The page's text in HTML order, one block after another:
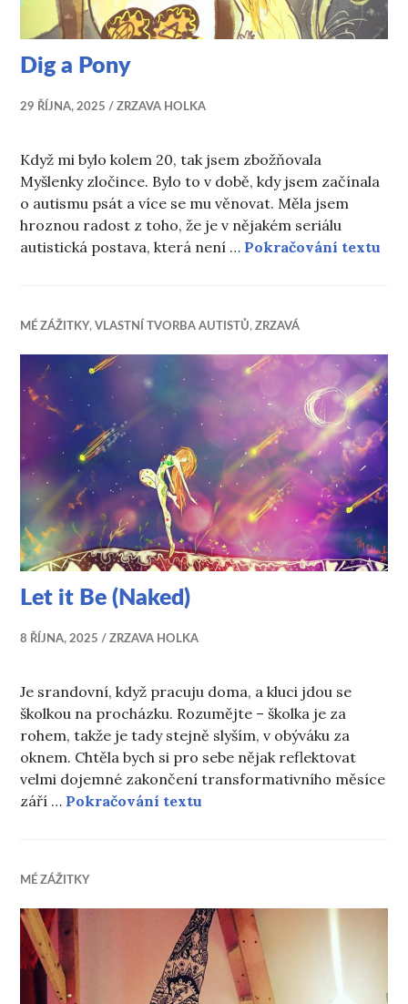
Dig a Pony
29 ŘÍJNA, 2025 ZRZAVA HOLKA
Když mi bylo kolem 20, tak jsem zbožňovala
Myšlenky zločince. Bylo to v době, kdy jsem začínala
o autismu psát a více se mu věnovat. Měla jsem
hroznou radost z toho, že je v nějakém seriálu
autistická postava, která není … Pokračování textu
MÉ ZÁŽITKY,VLASTNÍ TVORBA AUTISTŮ,ZRZAVÁ
Let it Be (Naked)
8 ŘÍJNA, 2025 ZRZAVA HOLKA
Je srandovní, když pracuju doma, a kluci jdou se
školkou na procházku. Rozumějte – školka je za
rohem, takže je tady stejně slyším, v obýváku za
oknem. Chtěla bych si pro sebe nějak reflektovat
velmi dojemné zakončení transformativního měsíce
září … Pokračování textu
MÉ ZÁŽITKY